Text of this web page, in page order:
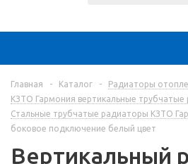
Главная - Каталог - Радиаторы
КЗТО Гармония вертикальные трубчатые
Стальные трубчатые радиаторы КЗТО
боковое подключение белый цвет
Вертикальный